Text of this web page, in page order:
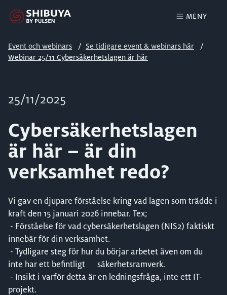
MENY
Event och webinars
Se tidigare event & webinars här
Webinar 25/11 Cybersäkerhetslagen är här
25/11/2025
Cybersäkerhetslagen
är här – är din
verksamhet redo?
Vi gav en djupare förståelse kring vad lagen som trädde i
kraft den 15 januari 2026 innebar. Tex;
- Förståelse för vad cybersäkerhetslagen (NIS2) faktiskt
innebär för din verksamhet.
- Tydligare steg för hur du börjar arbetet även om du
inte har ett befintligt säkerhetsramverk.
- Insikt i varför detta är en ledningsfråga, inte ett IT-
projekt.